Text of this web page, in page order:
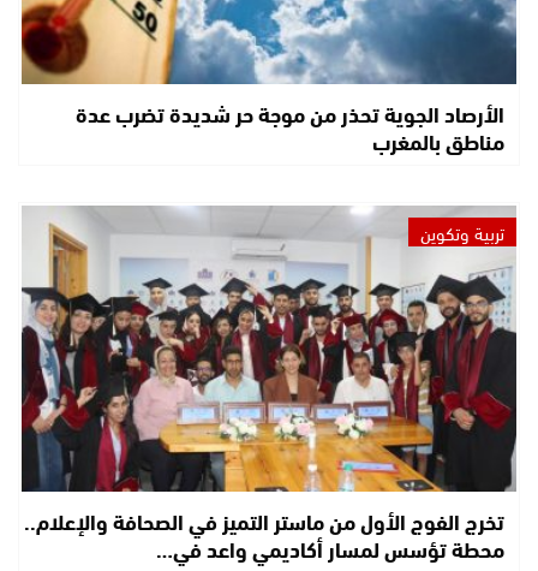
الأرصاد الجوية تحذر من موجة حر شديدة تضرب عدة
مناطق بالمغرب
تربية وتكوين
تخرج الفوج الأول من ماستر التميز في الصحافة والإعلام..
محطة تؤسس لمسار أكاديمي واعد في…